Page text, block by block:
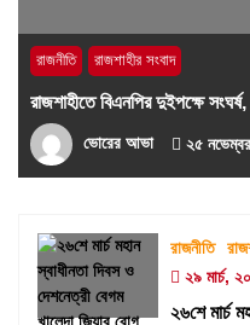
রাজনীতি রাজশাহীর সংবাদ
রাজশাহীতে বিএনপির দুইপক্ষে
ভোরের আভা ২৫
রাজনীতি
২৯ মার্চ,
২৬শে মার্চ